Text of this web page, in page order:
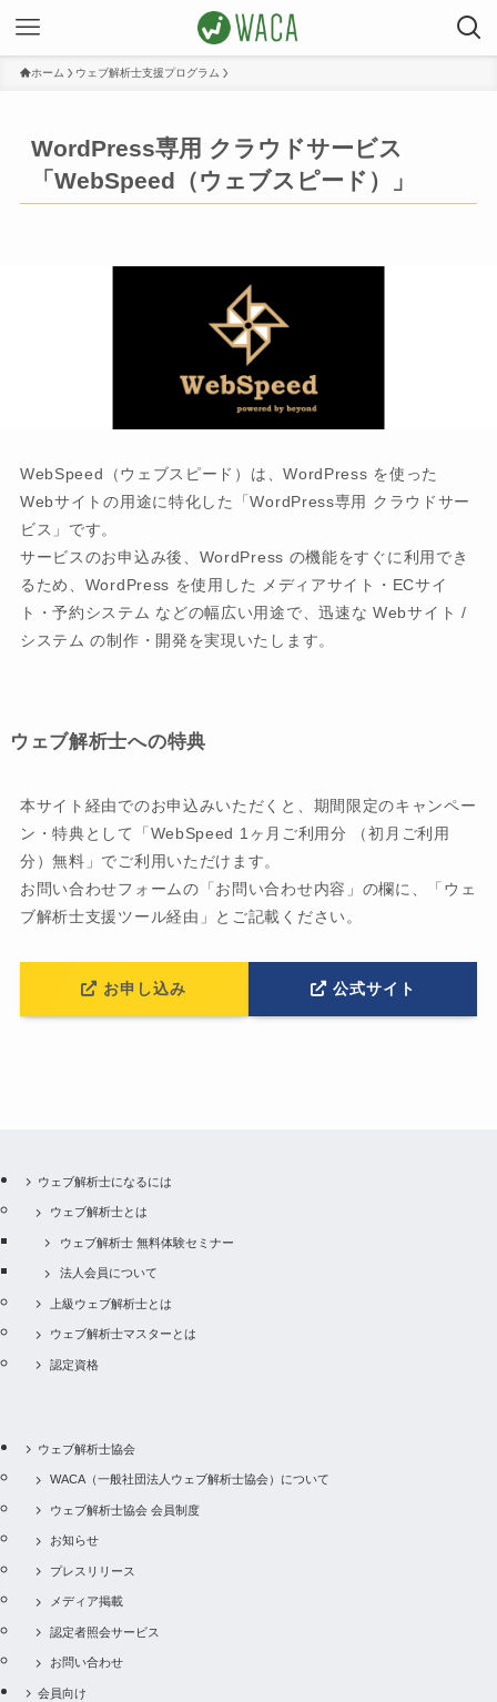
ホーム ウェブ解析士支援プログラム
WordPress専用 クラウドサービス
「WebSpeed（ウェブスピード）」
WebSpeed（ウェブスピード）は、WordPress を使った
Webサイトの用途に特化した「WordPress専用 クラウドサー
ビス」です。
サービスのお申込み後、WordPress の機能をすぐに利用でき
るため、WordPress を使用した メディアサイト・ECサイ
ト・予約システム などの幅広い用途で、迅速な Webサイト /
システム の制作・開発を実現いたします。
ウェブ解析士への特典
本サイト経由でのお申込みいただくと、期間限定のキャンペー
ン・特典として「WebSpeed 1ヶ月ご利用分 （初月ご利用
分）無料」でご利用いただけます。
お問い合わせフォームの「お問い合わせ内容」の欄に、「ウェ
ブ解析士支援ツール経由」とご記載ください。
お申し込み 公式サイト
ウェブ解析士になるには
ウェブ解析士とは
ウェブ解析士 無料体験セミナー
法人会員について
上級ウェブ解析士とは
ウェブ解析士マスターとは
認定資格
ウェブ解析士協会
WACA（一般社団法人ウェブ解析士協会）について
ウェブ解析士協会 会員制度
お知らせ
プレスリリース
メディア掲載
認定者照会サービス
お問い合わせ
会員向け